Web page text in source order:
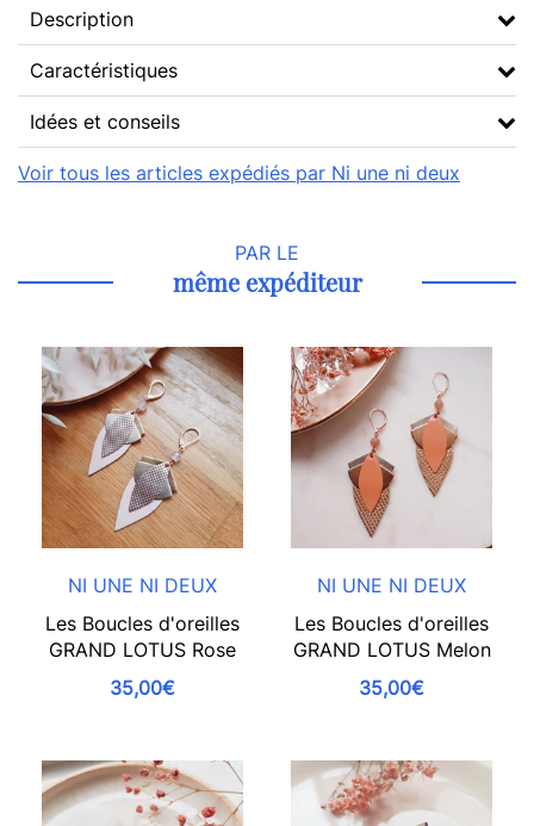
Description
Caractéristiques
Idées et conseils
Voir tous les articles expédiés par Ni une ni deux
PAR LE
même expéditeur
NI UNE NI DEUX
Les Boucles d'oreilles
GRAND LOTUS Rose
35,00€
NI UNE NI DEUX
Les Boucles d'oreilles
GRAND LOTUS Melon
35,00€